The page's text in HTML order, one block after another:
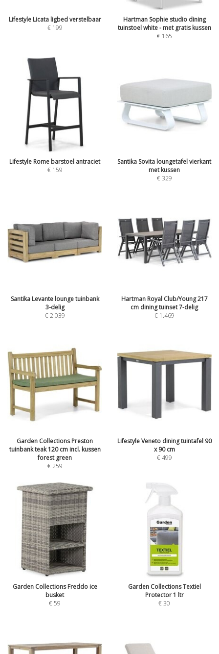
Lifestyle Licata ligbed verstelbaar
€ 199
Hartman Sophie studio dining
tuinstoel white - met gratis kussen
€ 165
Lifestyle Rome barstoel antraciet
€ 159
Santika Sovita loungetafel vierkant
met kussen
€329
Santika Levante lounge tuinbank
3-delig
€2.039
Hartman Royal Club/Young 217
cm dining tuinset 7-delig
€ 1.469
Garden Collections Preston
tuinbank teak 120 cm incl. kussen
forest green
€259
Lifestyle Veneto dining tuintafel 90
x 90 cm
€499
Garden Collections Freddo ice
busket
€59
Garden Collections Textiel
Protector 1 ltr
€30